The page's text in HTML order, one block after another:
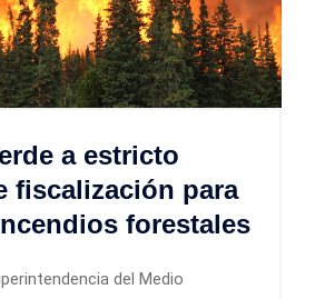
a estricto
fiscalización para
forestales
del Medio